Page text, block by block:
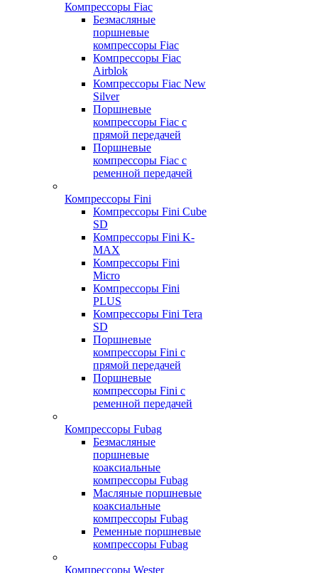
Компрессоры Fiac
Безмасляные
поршневые
компрессоры Fiac
Компрессоры Fiac
Airblok
Компрессоры Fiac New
Silver
Поршневые
компрессоры Fiac с
прямой передачей
Поршневые
компрессоры Fiac с
ременной передачей
Компрессоры Fini
Компрессоры Fini Cube
SD
Компрессоры Fini K-
MAX
Компрессоры Fini
Micro
Компрессоры Fini
PLUS
Компрессоры Fini Tera
SD
Поршневые
компрессоры Fini с
прямой передачей
Поршневые
компрессоры Fini с
ременной передачей
Компрессоры Fubag
Безмасляные
поршневые
коаксиальные
компрессоры Fubag
Масляные поршневые
коаксиальные
компрессоры Fubag
Ременные поршневые
компрессоры Fubag
Компрессоры Wester